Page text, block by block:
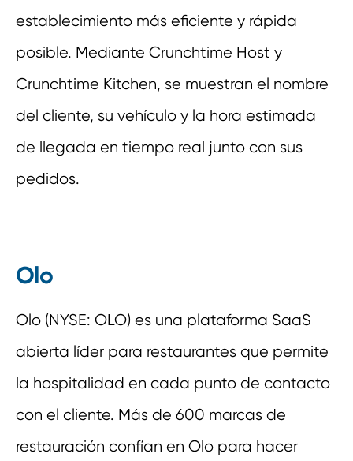
establecimiento más eficiente y rápida
posible. Mediante Crunchtime Host y
Crunchtime Kitchen, se muestran el nombre
del cliente, su vehículo y la hora estimada
de llegada en tiempo real junto con sus
pedidos.
Olo
Olo (NYSE: OLO) es una plataforma SaaS
abierta líder para restaurantes que permite
la hospitalidad en cada punto de contacto
con el cliente. Más de 600 marcas de
restauración confían en Olo para hacer